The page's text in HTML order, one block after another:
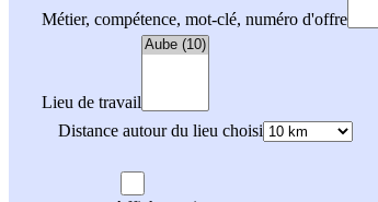
Métier, compétence, mot-clé, numéro d'offre
Lieu de travail
Distance autour du lieu choisi